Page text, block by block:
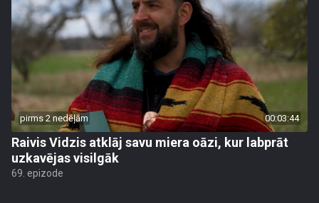
pirms 2 nedēļām 00:03:44
Raivis Vidzis atklāj savu miera oāzi, kur labprāt
uzkavējas visilgāk
69. epizode